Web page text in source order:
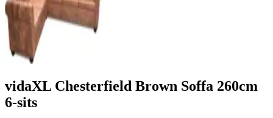
vidaXL Chesterfield Brown Soffa 260cm
6-sits